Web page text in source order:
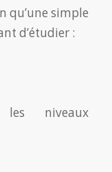
qu’une simple
d’étudier :
niveaux